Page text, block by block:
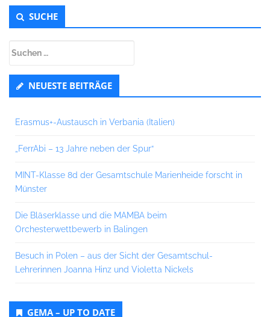
Untergeordnet
Seitenleiste
SUCHE
NEUESTE BEITRÄGE
Erasmus+-Austausch in Verbania (Italien)
„FerrAbi – 13 Jahre neben der Spur“
MINT-Klasse 8d der Gesamtschule Marienheide forscht in
Münster
Die Bläserklasse und die MAMBA beim
Orchesterwettbewerb in Balingen
Besuch in Polen – aus der Sicht der Gesamtschul-
Lehrerinnen Joanna Hinz und Violetta Nickels
GEMA – UP TO DATE